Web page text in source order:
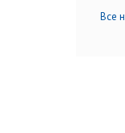
Все